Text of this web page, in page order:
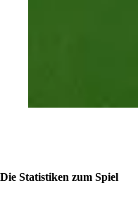
Die Statistiken zum Spiel